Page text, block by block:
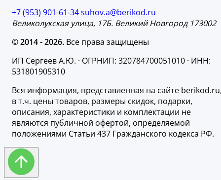
+7 (953) 901-61-34suhov.a@berikod.ru
Великолукская улица, 17Б. Великий Новгород 173002
© 2014 - 2026. Все права защищены
ИП Сергеев А.Ю. · ОГРНИП: 320784700051010 · ИНН:
531801905310
Вся информация, представленная на сайте
в т.ч. цены товаров, размеры скидок, подарки,
описания, характеристики и комплектации не
являются публичной офертой, определяемой
положениями Статьи 437 Гражданского кодекса РФ.